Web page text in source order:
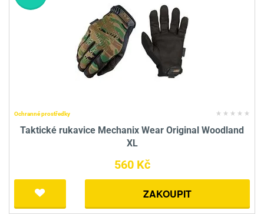
Ochranné prostředky
Taktické rukavice Mechanix Wear Original Woodland
XL
560 Kč
ZAKOUPIT